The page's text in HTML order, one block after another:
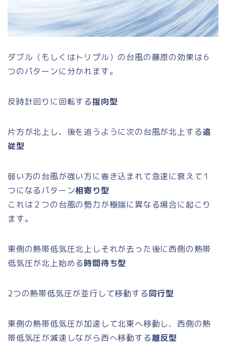
ダブル（もしくはトリプル）の台風の藤原の効果は６
つのパターンに分かれます。
反時計回りに回転する指向型
片方が北上し、後を追うように次の台風が北上する追
従型
弱い方の台風が強い方に巻き込まれて急速に衰えて１
つになるパターン相寄り型
これは２つの台風の勢力が極端に異なる場合に起こり
ます。
東側の熱帯低気圧北上しそれが去った後に西側の熱帯
低気圧が北上始める時間待ち型
2つの熱帯低気圧が並行して移動する同行型
東側の熱帯低気圧が加速して北東へ移動し、西側の熱
帯低気圧が減速しながら西へ移動する離反型